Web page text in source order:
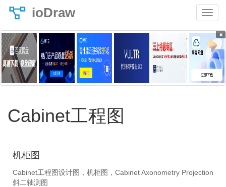
ioDraw
×
Cabinet工程图
机柜图
Cabinet工程图设计图，机柜图，Cabinet Axonometry Projection
斜二轴测图